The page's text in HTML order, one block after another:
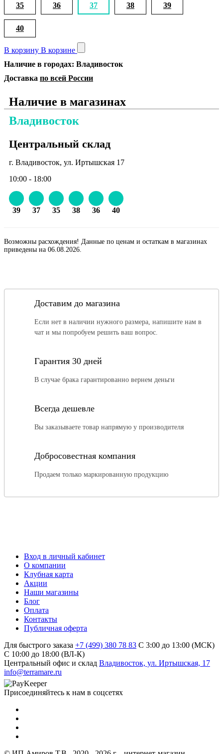
35 36 37 38 39
40
В корзину В корзине
Наличие в городах: Владивосток
Доставка по всей России
Наличие в магазинах
Владивосток
Центральный склад
г. Владивосток, ул. Иртышская 17
10:00 - 18:00
39 37 35 38 36 40
Возможны расхождения! Данные по ценам и остаткам в магазинах
приведены на 06.08.2026.
Доставим до магазина
Если нет в наличии нужного размера, напишите нам в
чат и мы попробуем решить ваш вопрос.
Гарантия 30 дней
В случае брака гарантированно вернем деньги
Всегда дешевле
Вы заказываете товар напрямую у производителя
Добросовестная компания
Продаем только маркированную продукцию
Вход в личный кабинет
О компании
Клубная карта
Акции
Наши магазины
Блог
Оплата
Контакты
Публичная оферта
Для быстрого заказа +7 (499) 380 78 83 С 3:00 до 13:00 (МСК)
C 10:00 до 18:00 (ВЛ-К)
Центральный офис и склад Владивосток, ул. Иртышская, 17
info@terramare.ru
Присоединяйтесь к нам в соцсетях